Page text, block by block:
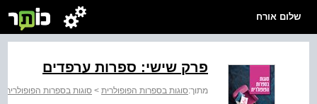
שלום אורח
פרק שישי: ספרות ערפדים
מתוך:סוגות בספרות הפופולרית > סוגות בספרות הפופולרית